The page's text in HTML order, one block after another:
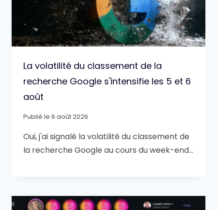
La volatilité du classement de la
recherche Google s'intensifie les 5 et 6
août
Publié le 6 août 2026
Oui, j'ai signalé la volatilité du classement de
la recherche Google au cours du week-end…